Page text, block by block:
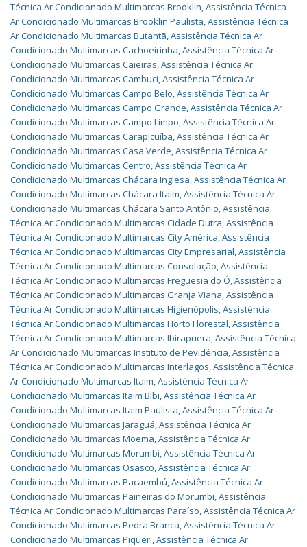
Técnica Ar Condicionado Multimarcas Brooklin,Assistência Técnica
Ar Condicionado Multimarcas Brooklin Paulista,Assistência Técnica
Ar Condicionado Multimarcas Butantã,Assistência Técnica Ar
Condicionado Multimarcas Cachoeirinha,Assistência Técnica Ar
Condicionado Multimarcas Caieiras,Assistência Técnica Ar
Condicionado Multimarcas Cambuci,Assistência Técnica Ar
Condicionado Multimarcas Campo Belo,Assistência Técnica Ar
Condicionado Multimarcas Campo Grande,Assistência Técnica Ar
Condicionado Multimarcas Campo Limpo,Assistência Técnica Ar
Condicionado Multimarcas Carapicuíba,Assistência Técnica Ar
Condicionado Multimarcas Casa Verde,Assistência Técnica Ar
Condicionado Multimarcas Centro,Assistência Técnica Ar
Condicionado Multimarcas Chácara Inglesa,Assistência Técnica Ar
Condicionado Multimarcas Chácara Itaim,Assistência Técnica Ar
Condicionado Multimarcas Chácara Santo Antônio,Assistência
Técnica Ar Condicionado Multimarcas Cidade Dutra,Assistência
Técnica Ar Condicionado Multimarcas City América,Assistência
Técnica Ar Condicionado Multimarcas City Empresarial,Assistência
Técnica Ar Condicionado Multimarcas Consolação,Assistência
Técnica Ar Condicionado Multimarcas Freguesia do Ó,Assistência
Técnica Ar Condicionado Multimarcas Granja Viana,Assistência
Técnica Ar Condicionado Multimarcas Higienópolis,Assistência
Técnica Ar Condicionado Multimarcas Horto Florestal,Assistência
Técnica Ar Condicionado Multimarcas Ibirapuera,Assistência Técnica
Ar Condicionado Multimarcas Instituto de Pevidência,Assistência
Técnica Ar Condicionado Multimarcas Interlagos,Assistência Técnica
Ar Condicionado Multimarcas Itaim,Assistência Técnica Ar
Condicionado Multimarcas Itaim Bibi,Assistência Técnica Ar
Condicionado Multimarcas Itaim Paulista,Assistência Técnica Ar
Condicionado Multimarcas Jaraguá,Assistência Técnica Ar
Condicionado Multimarcas Moema,Assistência Técnica Ar
Condicionado Multimarcas Morumbi,Assistência Técnica Ar
Condicionado Multimarcas Osasco,Assistência Técnica Ar
Condicionado Multimarcas Pacaembú,Assistência Técnica Ar
Condicionado Multimarcas Paineiras do Morumbi,Assistência
Técnica Ar Condicionado Multimarcas Paraíso,Assistência Técnica Ar
Condicionado Multimarcas Pedra Branca,Assistência Técnica Ar
Condicionado Multimarcas Piqueri,Assistência Técnica Ar